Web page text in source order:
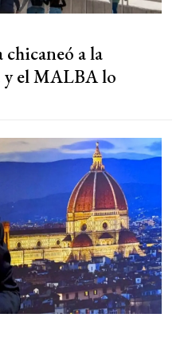
chicaneó a la
y el MALBA lo